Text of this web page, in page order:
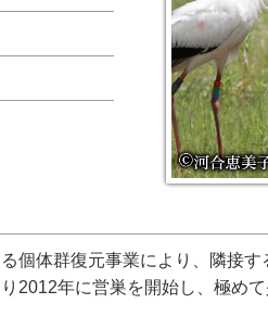
個体群復元事業により、隣接す
2012年に営巣を開始し、極め